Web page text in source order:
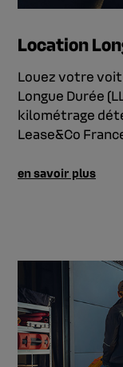
Location
Louez votre
Longue Durée
kilométrage
Lease&Co
en savoir plus